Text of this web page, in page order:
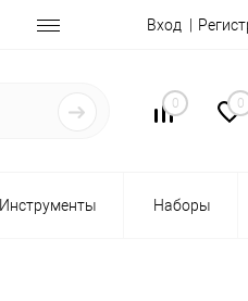
Вход
0 0
Инструменты Наборы